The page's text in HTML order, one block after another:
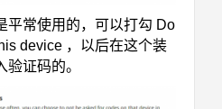
平常使用的，可以打勾 Do
device ，以后在这个装
证码的。